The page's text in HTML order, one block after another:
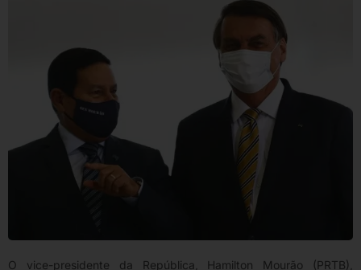
O vice-presidente da República, Hamilton Mourão (PRTB),